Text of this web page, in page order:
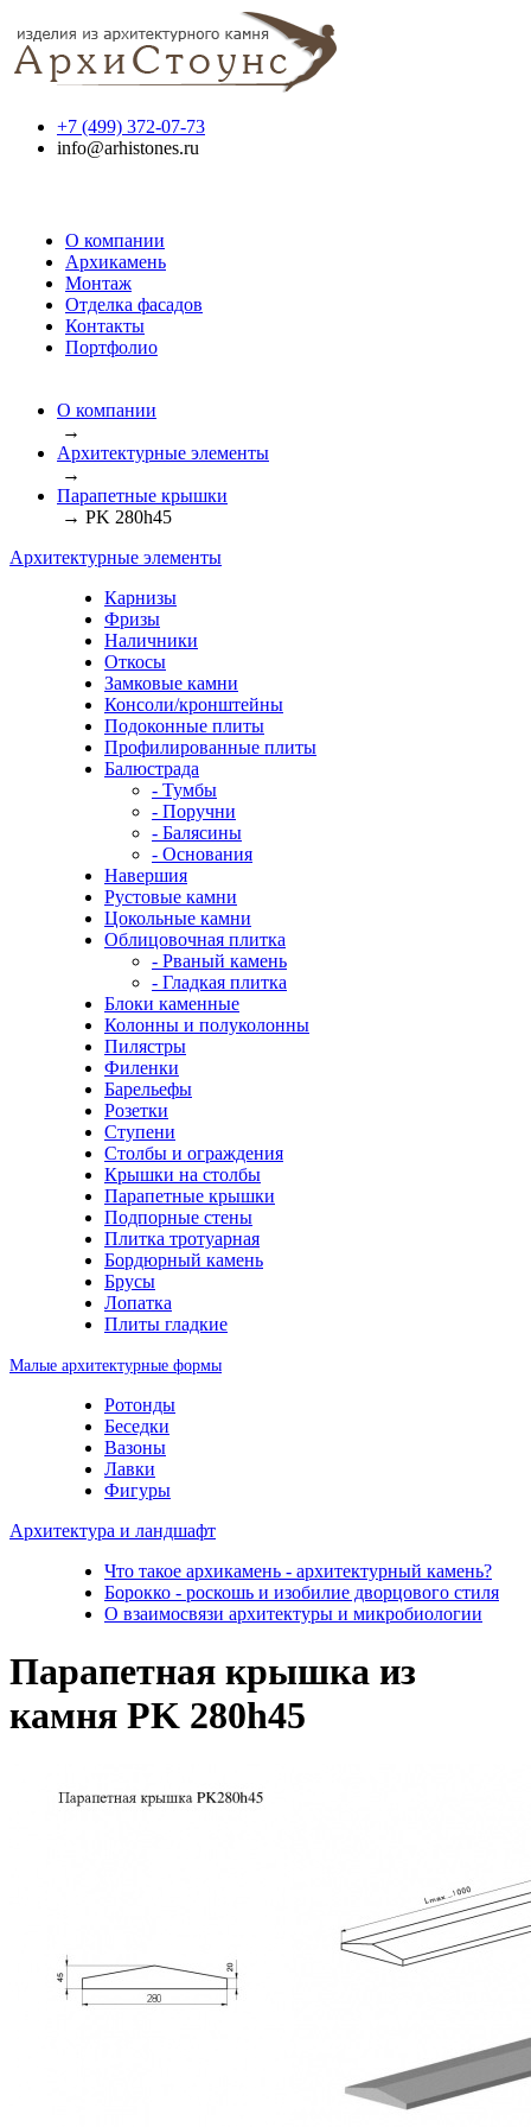
+7 (499) 372-07-73
info@arhistones.ru
О компании
Архикамень
Монтаж
Отделка фасадов
Контакты
Портфолио
О компании
→
Архитектурные элементы
→
Парапетные крышки
→ PK 280h45
Архитектурные элементы
Карнизы
Фризы
Наличники
Откосы
Замковые камни
Консоли/кронштейны
Подоконные плиты
Профилированные плиты
Балюстрада
- Тумбы
- Поручни
- Балясины
- Основания
Навершия
Рустовые камни
Цокольные камни
Облицовочная плитка
- Рваный камень
- Гладкая плитка
Блоки каменные
Колонны и полуколонны
Пилястры
Филенки
Барельефы
Розетки
Ступени
Столбы и ограждения
Крышки на столбы
Парапетные крышки
Подпорные стены
Плитка тротуарная
Бордюрный камень
Брусы
Лопатка
Плиты гладкие
Малые архитектурные формы
Ротонды
Беседки
Вазоны
Лавки
Фигуры
Архитектура и ландшафт
Что такое архикамень - архитектурный камень?
Борокко - роскошь и изобилие дворцового стиля
О взаимосвязи архитектуры и микробиологии
Парапетная крышка из
камня PK 280h45